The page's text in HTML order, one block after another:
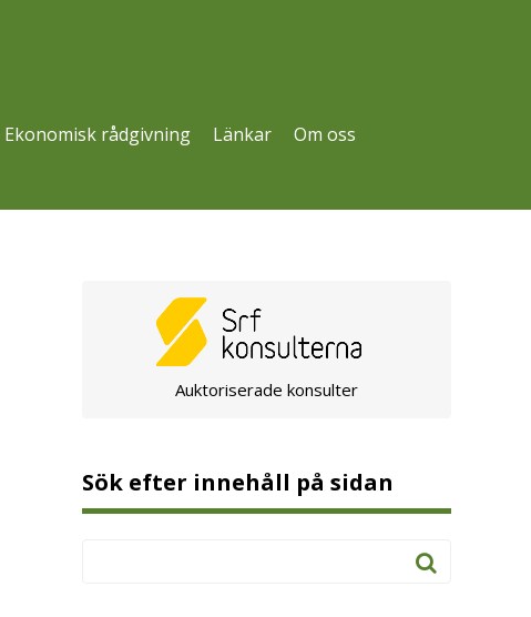
Ekonomisk rådgivning Länkar
Om oss
Auktoriserade konsulter
Sök efter innehåll på sidan